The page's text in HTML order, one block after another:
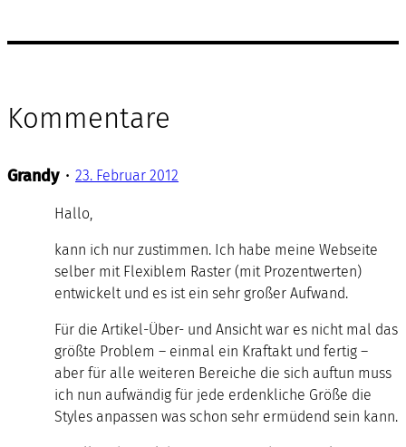
Kommentare
Grandy • 23. Februar 2012
Hallo,
kann ich nur zustimmen. Ich habe meine Webseite
selber mit Flexiblem Raster (mit Prozentwerten)
entwickelt und es ist ein sehr großer Aufwand.
Für die Artikel-Über- und Ansicht war es nicht mal das
größte Problem – einmal ein Kraftakt und fertig –
aber für alle weiteren Bereiche die sich auftun muss
ich nun aufwändig für jede erdenkliche Größe die
Styles anpassen was schon sehr ermüdend sein kann.